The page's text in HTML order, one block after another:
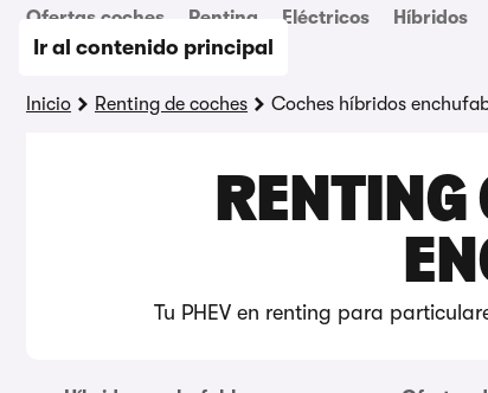
Ir al contenido principal
Ofertas coches Renting Eléctricos Híbridos
Inicio Renting de coches
RENTING
Tu PHEV en renting para